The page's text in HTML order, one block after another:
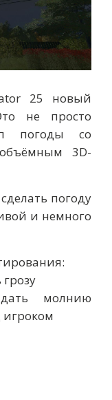
25 новый
не просто
погоды со
3D-
погоду
и немного
молнию